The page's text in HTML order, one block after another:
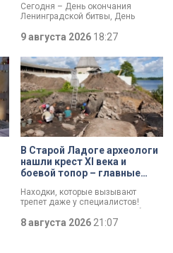
созданию нового
мемориала
Сегодня – День окончания
Ленинградской битвы, День
обращении губернатор Александр
Беглов и председатель
Законодательного собрания
Александр Бельский отметили:
Ленинград был в центре самого
длительного сражения Великой
Отечественной войны. Победа
имела огромное стратегическое
значение – угроза городу с севера
была ликвидирована.
9 августа 2026 18:27
В Старой Ладоге археологи
нашли крест XI века и
боевой топор – главные
Находки, которые вызывают
трепет даже у специалистов!
Нательный крест возрастом более
тысячи лет и боевой топор – вот
главные трофеи археологической
8 августа 2026 21:07